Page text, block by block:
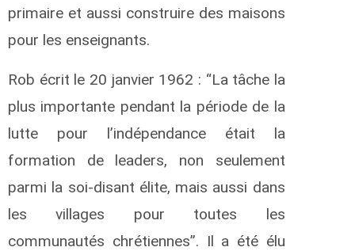
primaire et aussi construire des maisons
pour les enseignants.
Rob écrit le 20 janvier 1962 : “La tâche la
plus importante pendant la période de la
lutte pour l’indépendance était la
formation de leaders, non seulement
parmi la soi-disant élite, mais aussi dans
les villages pour toutes les
communautés chrétiennes”. Il a été élu